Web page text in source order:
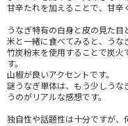
甘辛たれを加えることで、甘辛
うなぎ特有の白身と皮の見た
米と一緒に食べてみると、うな
竹炭粉末を使用することで炭
す。
山椒が良いアクセントです。
謎うなぎ単体は、もう少しう
うのがリアルな感想です。
独自性や話題性は十分ですが、